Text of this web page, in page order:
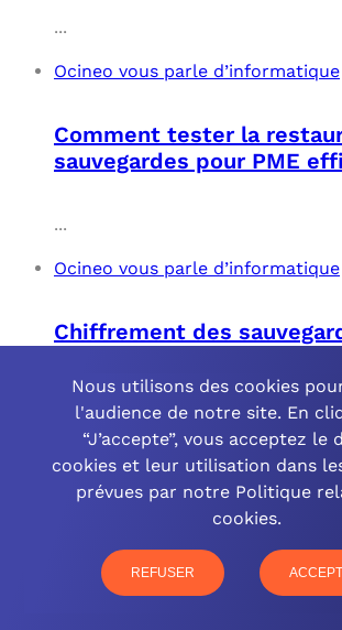
...
Ocineo vous parle d’informatique
Comment tester la
sauvegardes pour PME
...
Ocineo vous parle d’informatique
Chiffrement des
Ocineo vous parle d’informatique
Automatisation des
les PME : Solutions et
Nous utilisons des cookies
l'audience de notre site. En
“J’accepte”, vous acceptez le
cookies et leur utilisation dans
prévues par notre Politique
cookies.
REFUSER